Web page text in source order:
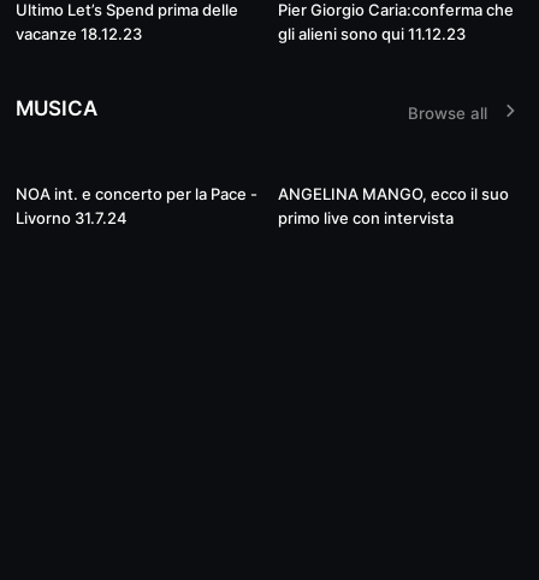
Ultimo Let’s Spend prima delle
vacanze 18.12.23
Pier Giorgio Caria:conferma che
gli alieni sono qui 11.12.23
MUSICA Browse all
39:58
NOA int. e concerto per la Pace -
Livorno 31.7.24
58:18
ANGELINA MANGO, ecco il suo
primo live con intervista